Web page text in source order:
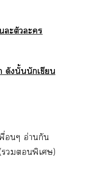
ะตัวะ
ดังนั้นนักเขียน
อนๆ อ่านกัน
พิเศษ)